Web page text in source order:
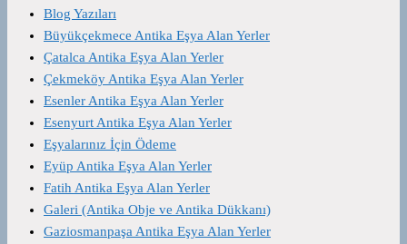
Blog Yazıları
Büyükçekmece Antika Eşya Alan Yerler
Çatalca Antika Eşya Alan Yerler
Çekmeköy Antika Eşya Alan Yerler
Esenler Antika Eşya Alan Yerler
Esenyurt Antika Eşya Alan Yerler
Eşyalarınız İçin Ödeme
Eyüp Antika Eşya Alan Yerler
Fatih Antika Eşya Alan Yerler
Galeri (Antika Obje ve Antika Dükkanı)
Gaziosmanpaşa Antika Eşya Alan Yerler